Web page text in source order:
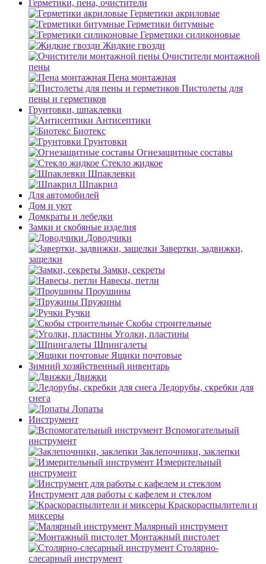
Герметики, пена, очистители
Герметики акриловые
Герметики битумные
Герметики силиконовые
Жидкие гвозди
Очистители монтажной
пены
Пена монтажная
Пистолеты для
пены и герметиков
Грунтовки, шпаклевки
Антисептики
Биотекс
Грунтовки
Огнезащитные составы
Стекло жидкое
Шпаклевки
Шпакрил
Для автомобилей
Дом и уют
Домкраты и лебедки
Замки и скобяные изделия
Доводчики
Завертки, задвижки,
защелки
Замки, секреты
Навесы, петли
Проушины
Пружины
Ручки
Скобы строительные
Уголки, пластины
Шпингалеты
Ящики почтовые
Зимний хозяйственный инвентарь
Движки
Ледорубы, скребки для
снега
Лопаты
Инструмент
Вспомогательный
инструмент
Заклепочники, заклепки
Измерительный
инструмент
Инструмент для работы с кафелем и стеклом
Краскораспылители и
миксеры
Малярный инструмент
Монтажный пистолет
Столярно-
слесарный инструмент